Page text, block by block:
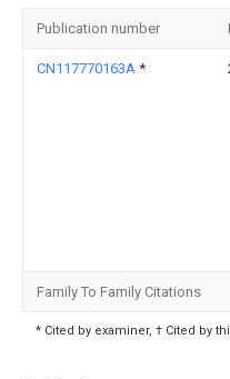
Publication number
CN117770163A *
Family To Family Citations
* Cited by examiner, † Cited by